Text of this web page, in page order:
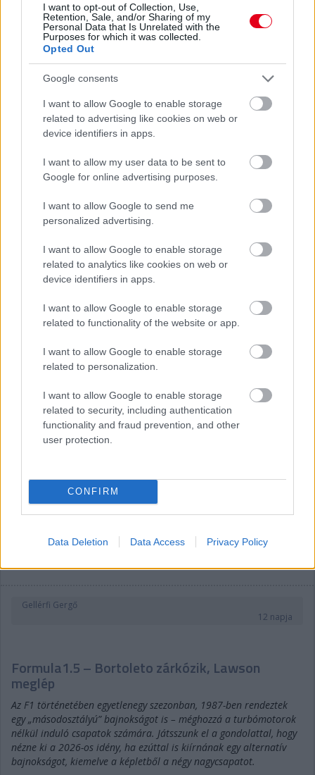
I want to opt-out of Collection, Use,
Retention, Sale, and/or Sharing of my
Personal Data that Is Unrelated with the
Purposes for which it was collected.
Opted Out
Google consents
I want to allow Google to enable storage
related to advertising like cookies on web or
device identifiers in apps.
I want to allow my user data to be sent to
Google for online advertising purposes.
I want to allow Google to send me
personalized advertising.
I want to allow Google to enable storage
related to analytics like cookies on web or
device identifiers in apps.
I want to allow Google to enable storage
related to functionality of the website or app.
I want to allow Google to enable storage
related to personalization.
I want to allow Google to enable storage
related to security, including authentication
functionality and fraud prevention, and other
user protection.
CONFIRM
Data Deletion Data Access Privacy Policy
Szokatlan megállapodás keretében jelentették be a hétvégén,
hogy úgy pótolják az áprilisban az iráni háború miatt lefújt
Bahreini Nagydíjat, hogy azt nem a közel-keleti ország pályáján,
hanem Malajziában, Sepangban fogják megrendezni
miközben a futamnév megmarad. Rendhagyó, a statisztikák
kedvelőit őrületbe kergető lépés ez, ugyanakkor nem példa
nélküli a Formula-1 történetében: korábban háromszor is
előfordult, hogy egy adott helyszín egy másik ország nagydíját
rendezte.
2006 között végig San Marinó-i Nagydíj néven adott otthont a
száguldó cirkusznak, miközben Olaszországban található a
pálya – egész konkrétan Emilia-Romagna régióban, ahogy azt a
2020 és 2025 között használt elnevezésből tudjuk. Ezen kívül
1982-ben a franciaországi Circuit de Dijon-Prenois versenypálya
a Svájci Nagydíjat rendezte meg: ennek oka az volt, hogy
Svájcban az 1955-ös Le Mans-i 24 óráson történt
tömegtragédia után hosszú évtizedeken át tilos volt az
autóversenyzés. 1997-ben és 1998-ban pedig a legendás
Nürburgring nem a Német és nem is az Európai Nagydíjnak
Tehát nem példátlan az, ami a Sepangban rendezendő Bahreini
rendszerint jóval közelebb volt a nagydíj nevét szolgáltató
országhoz, mint az idei október 4-i verseny esetén.
Gellérfi Gergő
12 napja
Formula1.5 – Bortoleto zárkózik, Lawson
meglép
Az F1 történetében egyetlenegy szezonban, 1987-ben rendeztek
egy „másodosztályú” bajnokságot is – méghozzá a turbómotorok
nélkül induló csapatok számára. Játsszunk el a gondolattal, hogy
nézne ki a 2026-os idény, ha ezúttal is kiírnának egy alternatív
bajnokságot, kiemelve a képletből a négy nagycsapatot.